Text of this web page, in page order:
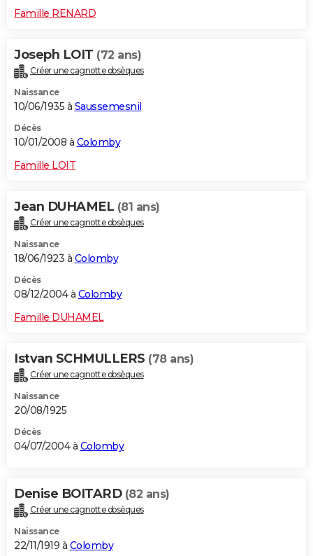
Famille RENARD
Joseph LOIT (72 ans)
Créer une cagnotte obsèques
Naissance
10/06/1935 à Saussemesnil
Décès
10/01/2008 à Colomby
Famille LOIT
Jean DUHAMEL (81 ans)
Créer une cagnotte obsèques
Naissance
18/06/1923 à Colomby
Décès
08/12/2004 à Colomby
Famille DUHAMEL
Istvan SCHMULLERS (78 ans)
Créer une cagnotte obsèques
Naissance
20/08/1925
Décès
04/07/2004 à Colomby
Denise BOITARD (82 ans)
Créer une cagnotte obsèques
Naissance
22/11/1919 à Colomby